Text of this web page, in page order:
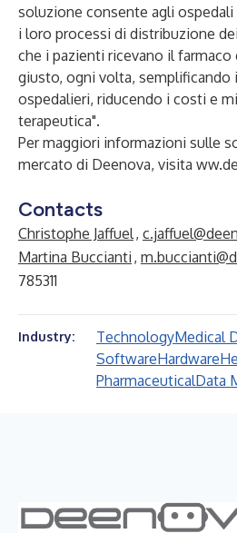
soluzione consente agli
i loro processi di distribuzione
che i pazienti ricevano il
giusto, ogni volta, semplificando
ospedalieri, riducendo i costi e
terapeutica".
Per maggiori informazioni sulle
mercato di Deenova, visita
Contacts
Christophe Jaffuel,
Martina Buccianti ,
785311
Industry: TechnologyMedical
SoftwareHardware
PharmaceuticalData